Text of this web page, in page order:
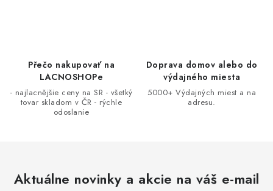
Přečo nakupovať na
LACNOSHOPe
- najlacnějšie ceny na SR - všetký
tovar skladom v ČR - rýchle
odoslanie
Doprava domov alebo do
výdajného miesta
5000+ Výdajných miest a na
adresu.
Aktuálne novinky a akcie na váš e-mail